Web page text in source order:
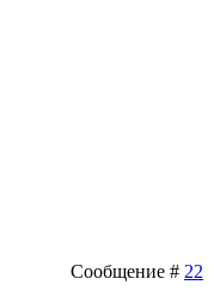
Сообщение # 22